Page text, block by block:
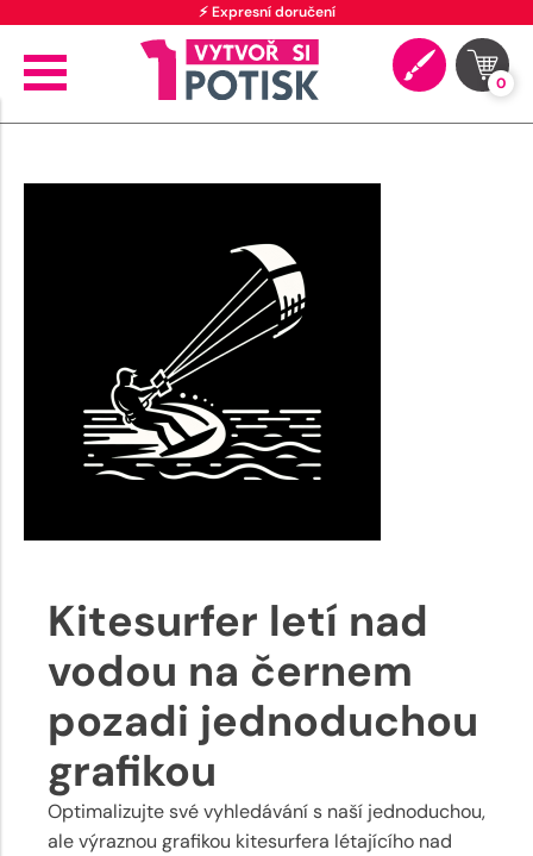
⚡ Expresní doručení
0
Kitesurfer letí nad
vodou na černem
pozadi jednoduchou
grafikou
Optimalizujte své vyhledávání s naší jednoduchou,
ale výraznou grafikou kitesurfera létajícího nad